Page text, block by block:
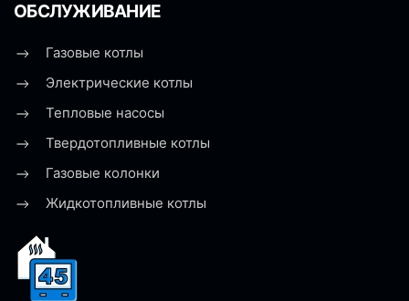
ОБСЛУЖИВАНИЕ
Газовые котлы
Электрические котлы
Тепловые насосы
Твердотопливные котлы
Газовые колонки
Жидкотопливные котлы